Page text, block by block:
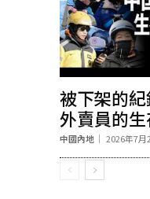
被下架的
外賣員的
中國內地 2026年7月